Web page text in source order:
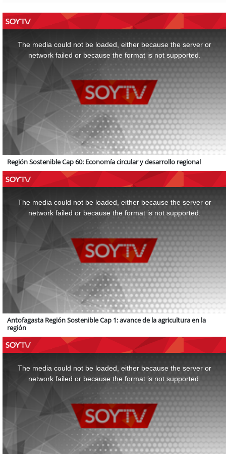
The media could not be loaded, either because the server or
network failed or because the format is not supported.
Región Sostenible Cap 60: Economía circular y desarrollo regional
The media could not be loaded, either because the server or
network failed or because the format is not supported.
Antofagasta Región Sostenible Cap 1: avance de la agricultura en la
región
The media could not be loaded, either because the server or
network failed or because the format is not supported.